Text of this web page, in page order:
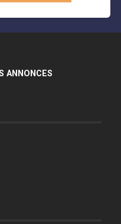
ANNONCES